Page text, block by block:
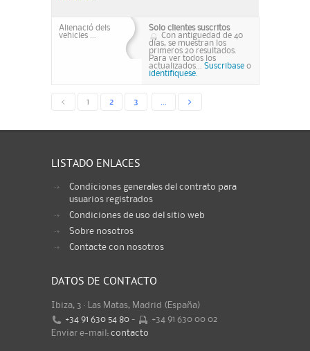
Alienació dels
vehicles ...
Solo clientes suscritos
Con antiguedad de 40
días, se muestran los
primeros 20 resultados.
Para ver todos los
actualizados... Suscribase o
identifiquese.
< 1 2 3 >
LISTADO ENLACES
Condiciones generales del contrato para
usuarios registrados
Condiciones de uso del sitio web
Sobre nosotros
Contacte con nosotros
DATOS DE CONTACTO
Ibiza, 3 · Las Matas, Madrid (España)
+34 91 630 54 80 -
+34 91 630 00 02
Enviar e-mail: contacto